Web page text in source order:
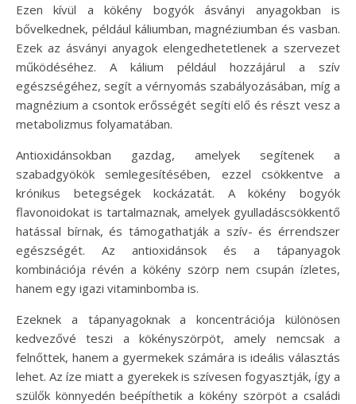
Ezen kívül a kökény bogyók ásványi anyagokban is
bővelkednek, például káliumban, magnéziumban és vasban.
Ezek az ásványi anyagok elengedhetetlenek a szervezet
működéséhez. A kálium például hozzájárul a szív
egészségéhez, segít a vérnyomás szabályozásában, míg a
magnézium a csontok erősségét segíti elő és részt vesz a
metabolizmus folyamatában.
Antioxidánsokban gazdag, amelyek segítenek a
szabadgyökök semlegesítésében, ezzel csökkentve a
krónikus betegségek kockázatát. A kökény bogyók
flavonoidokat is tartalmaznak, amelyek gyulladáscsökkentő
hatással bírnak, és támogathatják a szív- és érrendszer
egészségét. Az antioxidánsok és a tápanyagok
kombinációja révén a kökény szörp nem csupán ízletes,
hanem egy igazi vitaminbomba is.
Ezeknek a tápanyagoknak a koncentrációja különösen
kedvezővé teszi a kökényszörpöt, amely nemcsak a
felnőttek, hanem a gyermekek számára is ideális választás
lehet. Az íze miatt a gyerekek is szívesen fogyasztják, így a
szülők könnyedén beépíthetik a kökény szörpöt a családi